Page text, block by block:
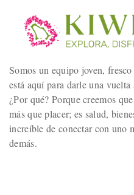
Somos un equipo joven,
está aquí para darle una vuelta
¿Por qué? Porque creemos
más que placer; es salud,
increíble de conectar con uno
demás.